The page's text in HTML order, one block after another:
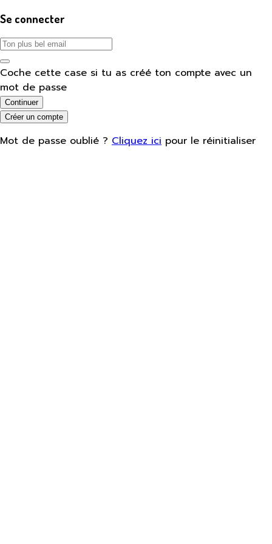
Se connecter
Coche cette case si tu as créé ton compte avec un
mot de passe
Continuer
Créer un compte
Mot de passe oublié ? Cliquez ici pour le réinitialiser